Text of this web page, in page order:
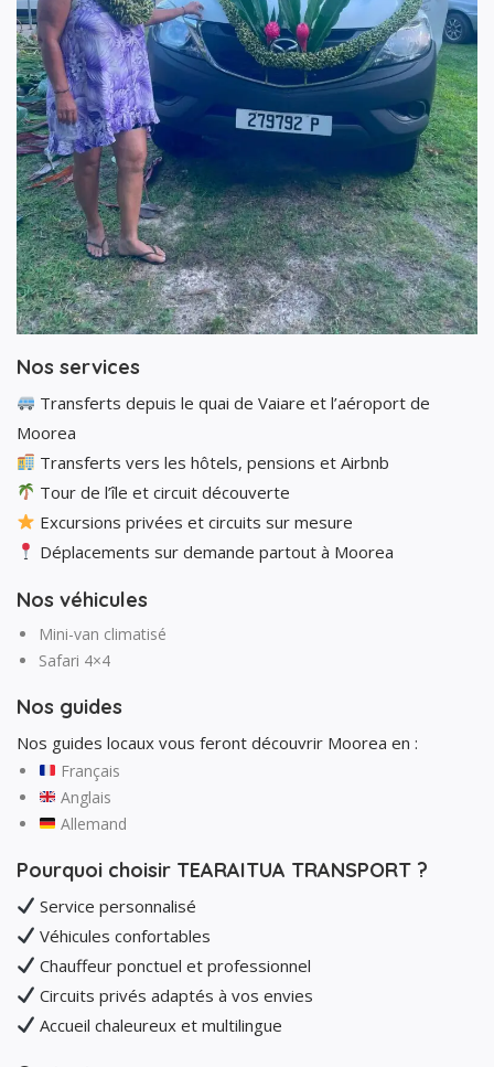
Nos services
Transferts depuis le quai de Vaiare et l’aéroport de
Moorea
Transferts vers les hôtels, pensions et Airbnb
Tour de l’île et circuit découverte
Excursions privées et circuits sur mesure
Déplacements sur demande partout à Moorea
Nos véhicules
Mini-van climatisé
Safari 4×4
Nos guides
Nos guides locaux vous feront découvrir Moorea en :
Français
Anglais
Allemand
Pourquoi choisir TEARAITUA TRANSPORT ?
Service personnalisé
Véhicules confortables
Chauffeur ponctuel et professionnel
Circuits privés adaptés à vos envies
Accueil chaleureux et multilingue